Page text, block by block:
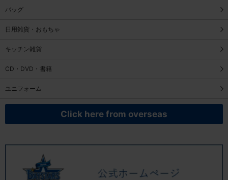
バッグ
日用雑貨・おもちゃ
キッチン雑貨
CD・DVD・書籍
ユニフォーム
Click here from overseas